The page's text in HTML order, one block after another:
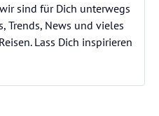
sind für Dich unterwegs
Trends, News und vieles
Lass Dich inspirieren